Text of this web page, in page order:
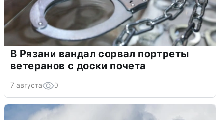
В Рязани вандал сорвал портреты
ветеранов с доски почета
7 августа 0